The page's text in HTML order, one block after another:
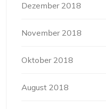
Dezember 2018
November 2018
Oktober 2018
August 2018